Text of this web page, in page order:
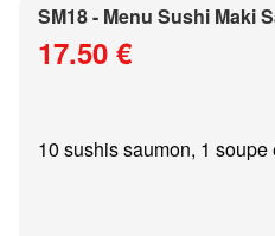
SM18 - Menu Sushi Maki
17.50 €
10 sushis saumon, 1 soupe